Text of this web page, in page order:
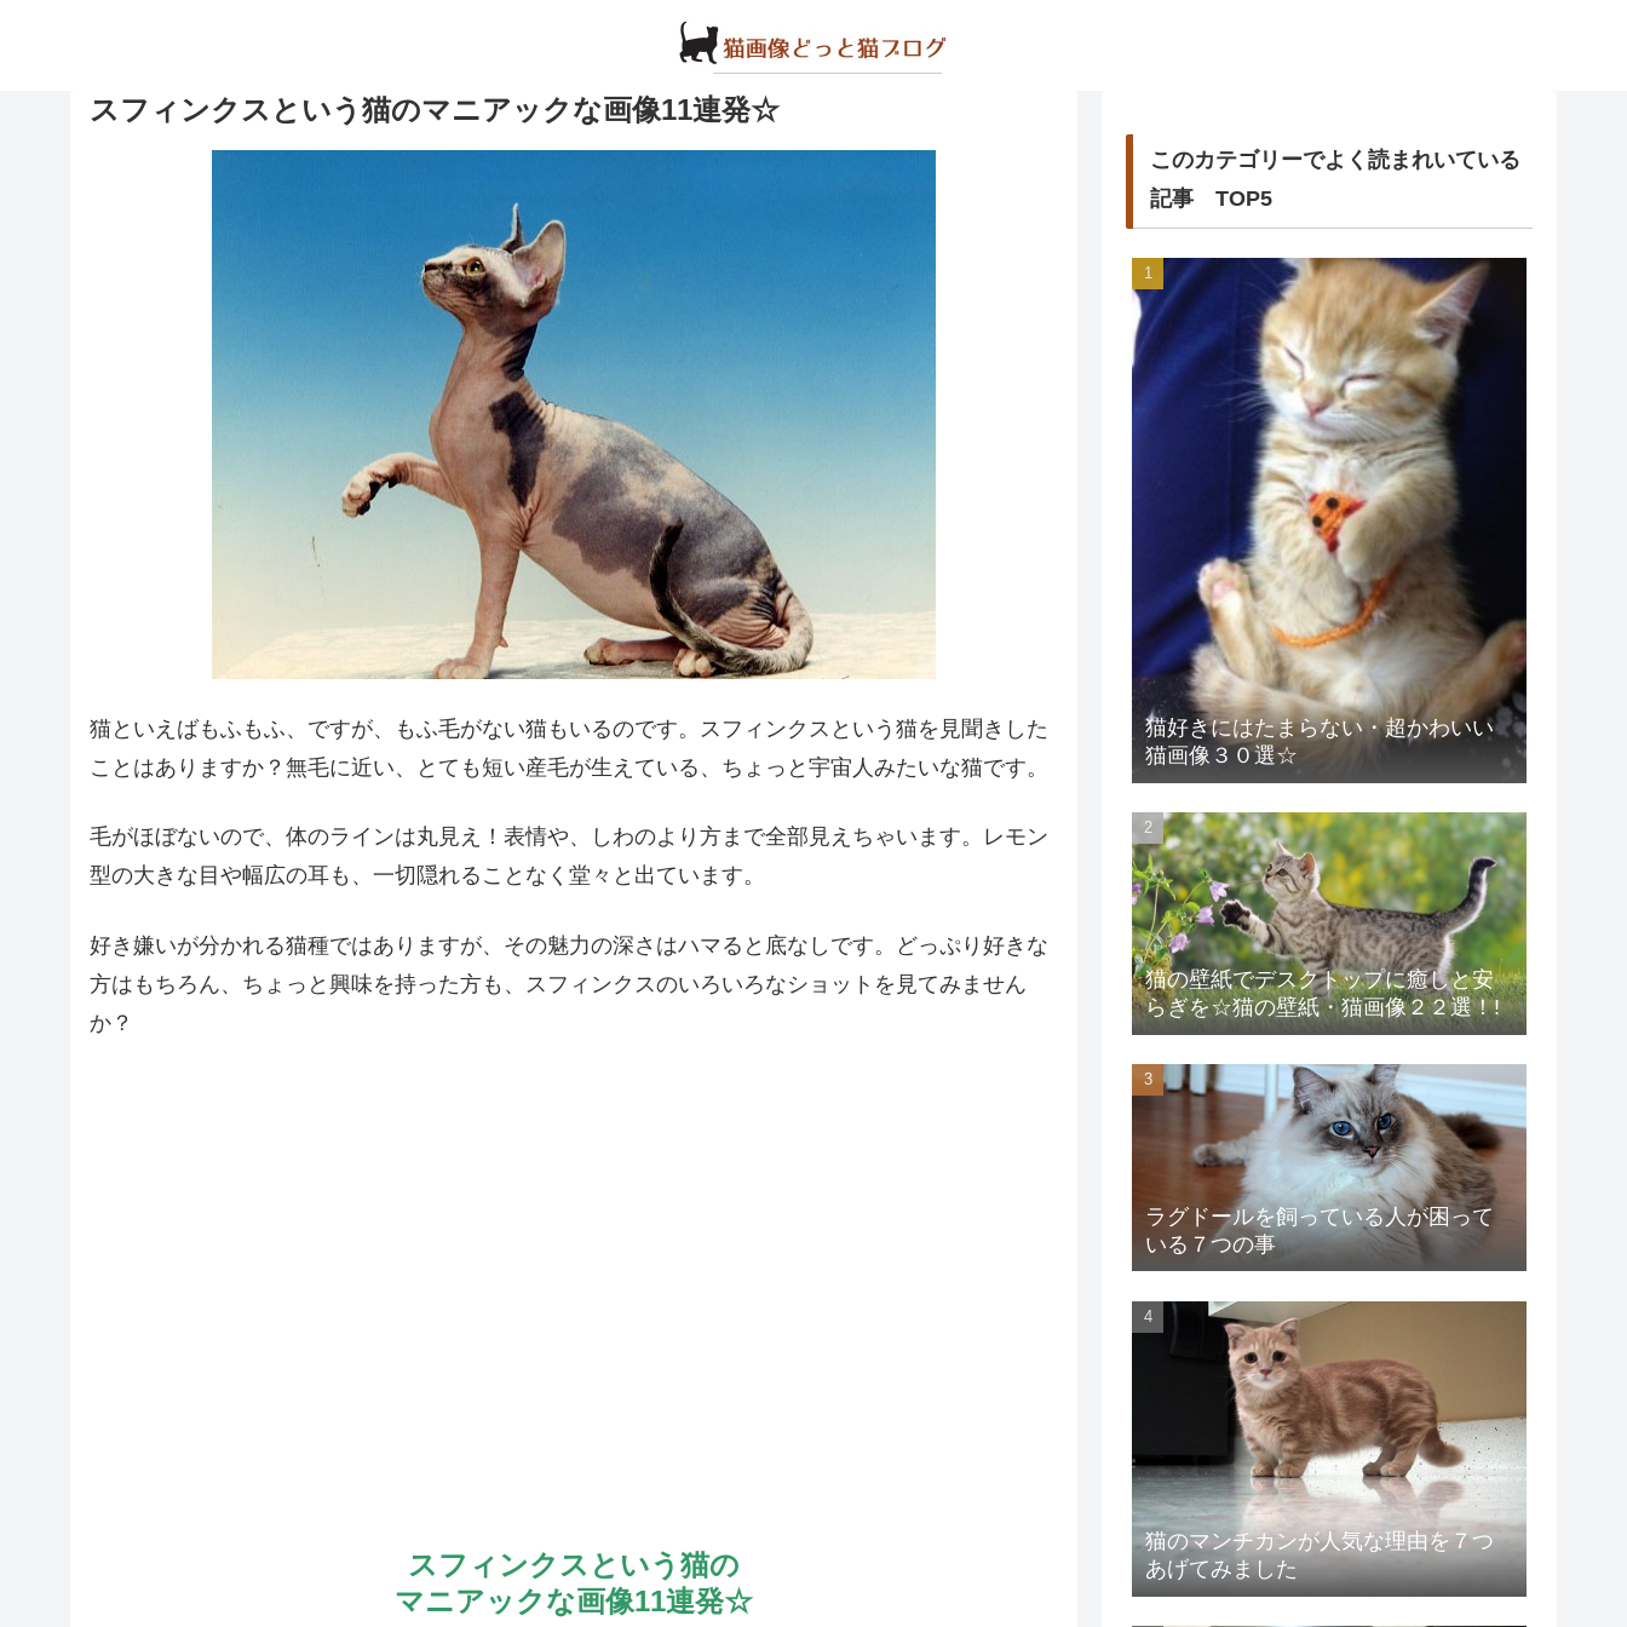
スフィンクスという猫のマニアックな画像11連発☆
猫といえばもふもふ、ですが、もふ毛がない猫もいるのです。スフィンクスという猫を見聞きした
ことはありますか？無毛に近い、とても短い産毛が生えている、ちょっと宇宙人みたいな猫です。
毛がほぼないので、体のラインは丸見え！表情や、しわのより方まで全部見えちゃいます。レモン
型の大きな目や幅広の耳も、一切隠れることなく堂々と出ています。
好き嫌いが分かれる猫種ではありますが、その魅力の深さはハマると底なしです。どっぷり好きな
方はもちろん、ちょっと興味を持った方も、スフィンクスのいろいろなショットを見てみません
か？
スフィンクスという猫の
マニアックな画像11連発☆
このカテゴリーでよく読まれいている
記事 TOP5
猫好きにはたまらない・超かわいい
猫画像３０選☆
猫の壁紙でデスクトップに癒しと安
らぎを☆猫の壁紙・猫画像２２選！!
ラグドールを飼っている人が困って
いる７つの事
猫のマンチカンが人気な理由を７つ
あげてみました